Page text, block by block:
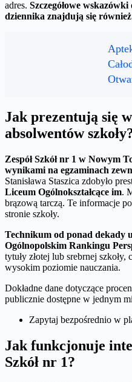
adres. Szczegółowe
dziennika znajdują się
Jak prezentują się
absolwentów
Zespół Szkół nr 1 w Nowym
wynikami na egzaminach
Stanisława Staszica zdobyło
Liceum Ogólnokształcące im.
brązową tarczą. Te informacje
stronie szkoły.
Technikum od ponad dekady
Ogólnopolskim Rankingu
tytuły złotej lub srebrnej
wysokim poziomie nauczania.
Dokładne dane dotyczące
publicznie dostępne w jednym
Zapytaj bezpośrednio w
Jak funkcjonuje
Szkół nr 1?